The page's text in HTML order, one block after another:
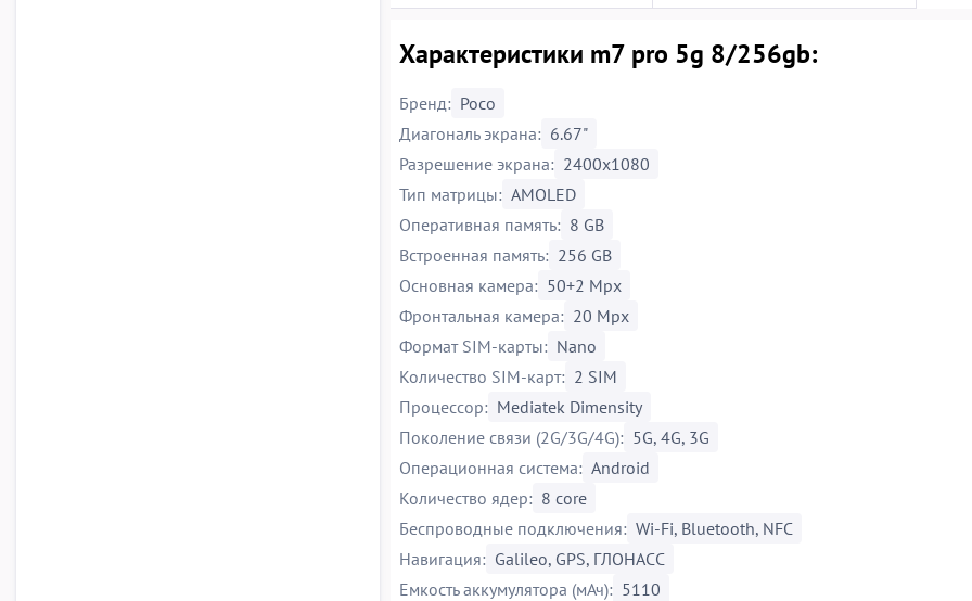
Характеристики m7 pro 5g 8/256gb:
Бренд: Poco
Диагональ экрана: 6.67"
Разрешение экрана: 2400x1080
Тип матрицы: AMOLED
Оперативная память: 8 GB
Встроенная память: 256 GB
Основная камера: 50+2 Mpx
Фронтальная камера: 20 Mpx
Формат SIM-карты: Nano
Количество SIM-карт: 2 SIM
Процессор: Mediatek Dimensity
Поколение связи (2G/3G/4G): 5G, 4G, 3G
Операционная система: Android
Количество ядер: 8 core
Беспроводные подключения: Wi-Fi, Bluetooth, NFC
Навигация: Galileo, GPS, ГЛОНАСС
Емкость аккумулятора (мАч): 5110